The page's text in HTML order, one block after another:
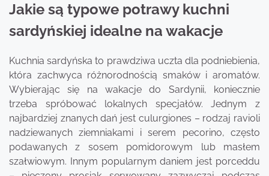
Jakie są typowe potrawy kuchni
sardyńskiej idealne na wakacje
Kuchnia sardyńska to prawdziwa uczta dla podniebienia,
która zachwyca różnorodnością smaków i aromatów.
Wybierając się na wakacje do Sardynii, koniecznie
trzeba spróbować lokalnych specjałów. Jednym z
najbardziej znanych dań jest culurgiones – rodzaj ravioli
nadziewanych ziemniakami i serem pecorino, często
podawanych z sosem pomidorowym lub masłem
szałwiowym. Innym popularnym daniem jest porceddu